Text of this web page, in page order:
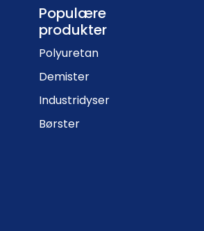
Populære
produkter
Polyuretan
Demister
Industridyser
Børster